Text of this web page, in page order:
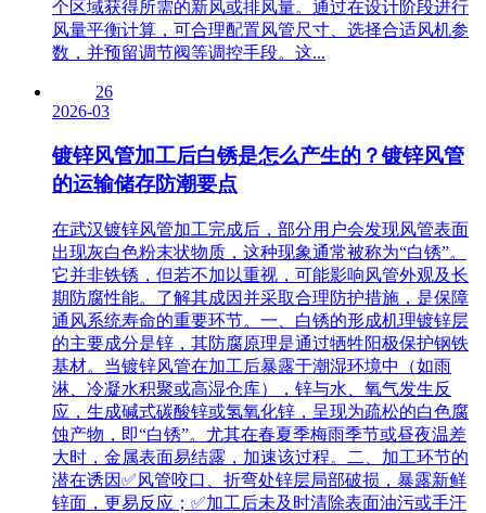
个区域获得所需的新风或排风量。通过在设计阶段进行
风量平衡计算，可合理配置风管尺寸、选择合适风机参
数，并预留调节阀等调控手段。这...
26
2026-03
镀锌风管加工后白锈是怎么产生的？镀锌风管
的运输储存防潮要点
在武汉镀锌风管加工完成后，部分用户会发现风管表面
出现灰白色粉末状物质，这种现象通常被称为“白锈”。
它并非铁锈，但若不加以重视，可能影响风管外观及长
期防腐性能。了解其成因并采取合理防护措施，是保障
通风系统寿命的重要环节。一、白锈的形成机理镀锌层
的主要成分是锌，其防腐原理是通过牺牲阳极保护钢铁
基材。当镀锌风管在加工后暴露于潮湿环境中（如雨
淋、冷凝水积聚或高湿仓库），锌与水、氧气发生反
应，生成碱式碳酸锌或氢氧化锌，呈现为疏松的白色腐
蚀产物，即“白锈”。尤其在春夏季梅雨季节或昼夜温差
大时，金属表面易结露，加速该过程。二、加工环节的
潜在诱因✅风管咬口、折弯处锌层局部破损，暴露新鲜
锌面，更易反应；✅加工后未及时清除表面油污或手汗